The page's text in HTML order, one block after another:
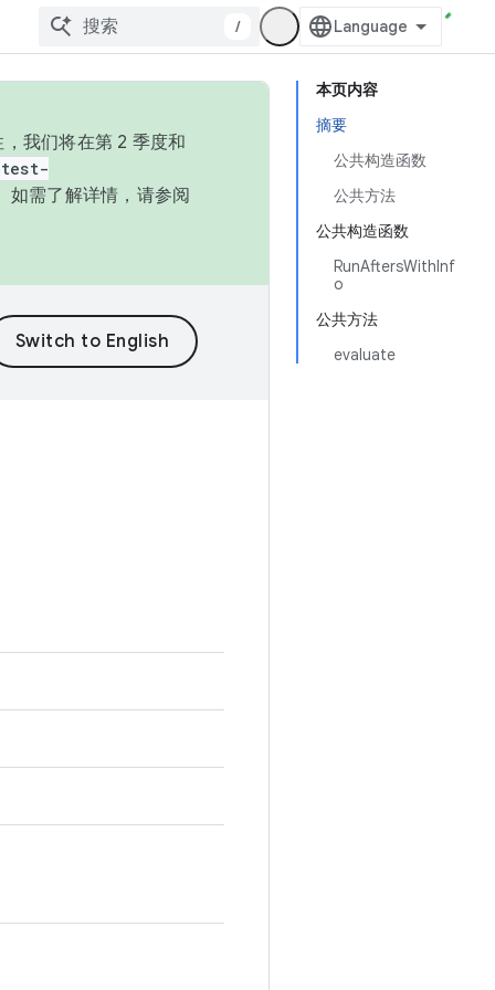
/
本页内容
摘要
公共构造函数
公共方法
公共构造函数
RunAftersWithInf
o
公共方法
evaluate
我们将在第 2 季度和
如需了解详情，请参阅